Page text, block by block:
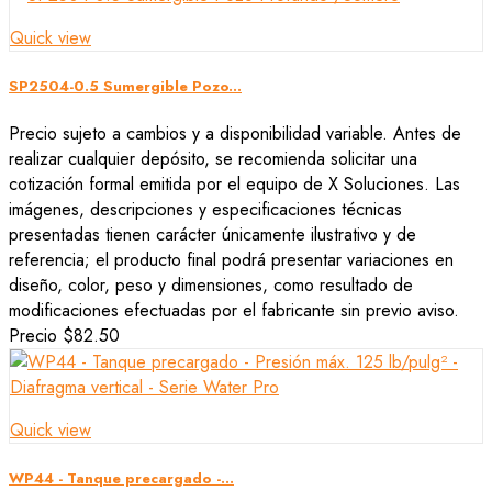
Quick view
SP2504-0.5 Sumergible Pozo...
Precio sujeto a cambios y a disponibilidad variable. Antes de
realizar cualquier depósito, se recomienda solicitar una
cotización formal emitida por el equipo de X Soluciones. Las
imágenes, descripciones y especificaciones técnicas
presentadas tienen carácter únicamente ilustrativo y de
referencia; el producto final podrá presentar variaciones en
diseño, color, peso y dimensiones, como resultado de
modificaciones efectuadas por el fabricante sin previo aviso.
Precio $82.50
Quick view
WP44 - Tanque precargado -...